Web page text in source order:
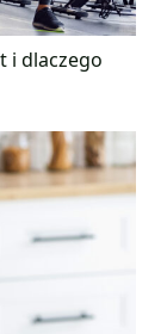
i dlaczego